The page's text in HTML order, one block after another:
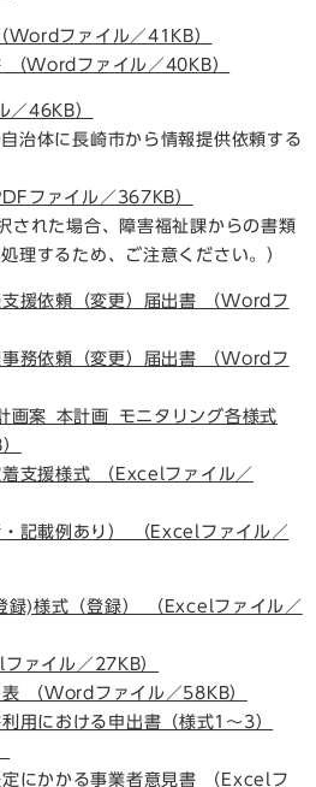
Wordファイル／41KB）
（Wordファイル／40KB）
／46KB）
治体に長崎市から情報提供依頼する
ファイル／367KB）
れた場合、障害福祉課からの書類
理するため、ご注意ください。）
援依頼（変更）届出書 （Wordフ
務依頼（変更）届出書 （Wordフ
画案_本計画_モニタリング各様式
支援様式 （Excelファイル／
記載例あり） （Excelファイル／
録)様式（登録） （Excelファイル／
ァイル／27KB）
表 （Wordファイル／58KB）
用における申出書（様式1～3）
にかかる事業者意見書 （Excelフ